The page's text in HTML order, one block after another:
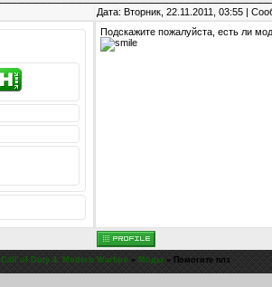
Дата: Вторник, 22.11.2011, 03:55 |
Подскажите пожалуйста, есть ли
Call of Duty 4: Modern Warfare » Моды » Помогите плз